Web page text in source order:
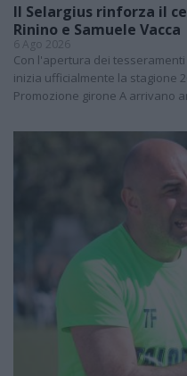
Il Selargius rinforza il
Rinino e Samuele Vacca
6 Ago 2026
Con l'apertura dei
inizia ufficialmente la stagione
Promozione girone A arrivano